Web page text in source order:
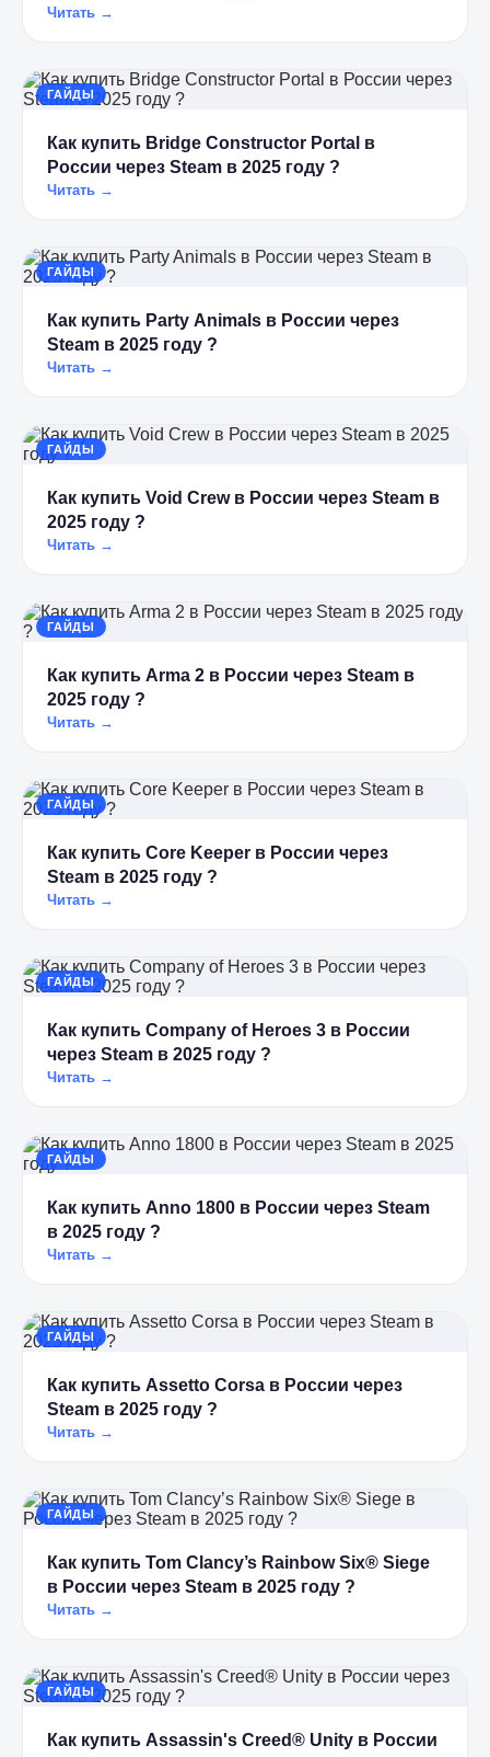
Читать →
ГАЙДЫ
Как купить Bridge Constructor Portal в
России через Steam в 2025 году ?
Читать →
ГАЙДЫ
Как купить Party Animals в России через
Steam в 2025 году ?
Читать →
ГАЙДЫ
Как купить Void Crew в России через Steam в
2025 году ?
Читать →
ГАЙДЫ
Как купить Arma 2 в России через Steam в
2025 году ?
Читать →
ГАЙДЫ
Как купить Core Keeper в России через
Steam в 2025 году ?
Читать →
ГАЙДЫ
Как купить Company of Heroes 3 в России
через Steam в 2025 году ?
Читать →
ГАЙДЫ
Как купить Anno 1800 в России через Steam
в 2025 году ?
Читать →
ГАЙДЫ
Как купить Assetto Corsa в России через
Steam в 2025 году ?
Читать →
ГАЙДЫ
Как купить Tom Clancy’s Rainbow Six® Siege
в России через Steam в 2025 году ?
Читать →
ГАЙДЫ
Как купить Assassin's Creed® Unity в России